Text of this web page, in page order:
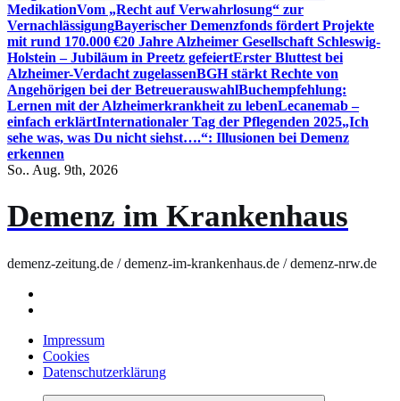
MedikationVom „Recht auf Verwahrlosung“ zur
VernachlässigungBayerischer Demenzfonds fördert Projekte
mit rund 170.000 €20 Jahre Alzheimer Gesellschaft Schleswig-
Holstein – Jubiläum in Preetz gefeiertErster Bluttest bei
Alzheimer-Verdacht zugelassenBGH stärkt Rechte von
Angehörigen bei der BetreuerauswahlBuchempfehlung:
Lernen mit der Alzheimerkrankheit zu lebenLecanemab –
einfach erklärtInternationaler Tag der Pflegenden 2025„Ich
sehe was, was Du nicht siehst….“: Illusionen bei Demenz
erkennen
So.. Aug. 9th, 2026
Demenz im Krankenhaus
demenz-zeitung.de / demenz-im-krankenhaus.de / demenz-nrw.de
Impressum
Cookies
Datenschutzerklärung